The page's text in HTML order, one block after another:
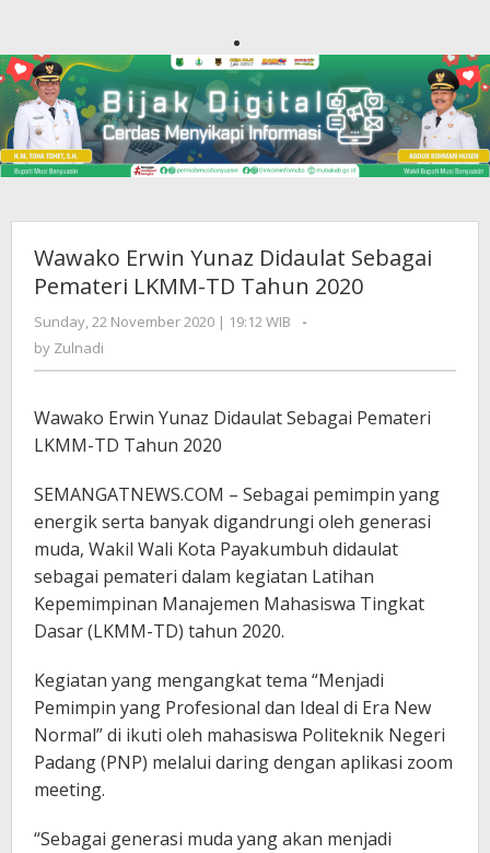
Wawako Erwin Yunaz Didaulat Sebagai
Pemateri LKMM-TD Tahun 2020
Sunday, 22 November 2020 | 19:12 WIB
by
-
by Zulnadi
Wawako Erwin Yunaz Didaulat Sebagai Pemateri
LKMM-TD Tahun 2020
SEMANGATNEWS.COM – Sebagai pemimpin yang
energik serta banyak digandrungi oleh generasi
muda, Wakil Wali Kota Payakumbuh didaulat
sebagai pemateri dalam kegiatan Latihan
Kepemimpinan Manajemen Mahasiswa Tingkat
Dasar (LKMM-TD) tahun 2020.
Kegiatan yang mengangkat tema “Menjadi
Pemimpin yang Profesional dan Ideal di Era New
Normal” di ikuti oleh mahasiswa Politeknik Negeri
Padang (PNP) melalui daring dengan aplikasi zoom
meeting.
“Sebagai generasi muda yang akan menjadi